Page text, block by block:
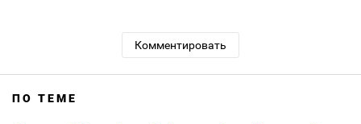
Комментировать
ПО ТЕМЕ